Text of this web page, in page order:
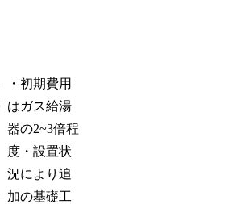
・初期費用
はガス給湯
器の2~3倍程
度・設置状
況により追
加の基礎工